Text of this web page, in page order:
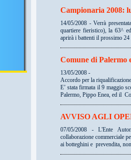
Campionaria 2008:
14/05/2008 - Verrà
quartiere fieristico), la 63^
aprirà i battenti il prossimo
Comune di Palermo
13/05/2008 -
Accordo per la
E’ stata firmata il 9 maggio
Palermo, Pippo Enea, ed il
AVVISO AGLI
07/05/2008 - L'Ente
collaborazione commerciale
ai botteghini e prevendita,